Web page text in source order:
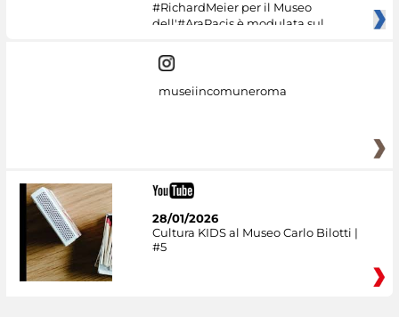
#RichardMeier per il Museo
dell'#AraPacis è modulata sul
museiincomuneroma
28/01/2026
Cultura KIDS al Museo Carlo Bilotti |
#5